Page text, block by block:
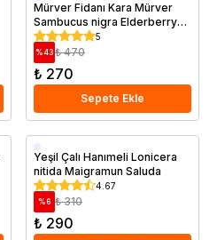
Saksıda
Mürver Fidanı Kara Mürver
Sambucus nigra Elderberry
Saksıda
5
%43 ₺ 470
₺ 270
Sepete Ekle
Yeşil Çalı Hanımeli Lonicera
nitida Maigramun Saluda
4.67
% 6 ₺ 310
₺ 290